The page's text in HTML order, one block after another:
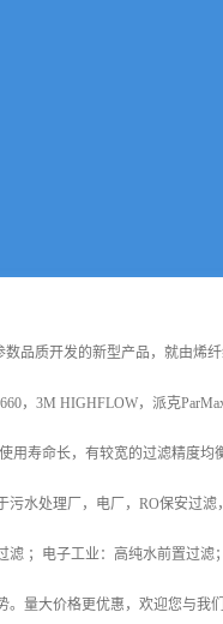
品质开发的新型产品，就由烯
，3M HIGHFLOW，派克
用寿命长，有较宽的过滤精度均
水处理厂，电厂，RO保安过滤
；电子工业：高纯水前置过滤
量大价格更优惠，欢迎您与我们